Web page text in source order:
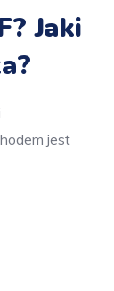
Jaki
jest